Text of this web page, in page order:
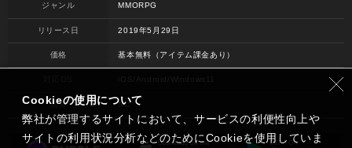
ジャンル MMORPG
リリース日 2019年5月29日
価格 基本無料（アイテム課金あり）
開発 NC
Cookieの使用について
弊社が管理するサイトにおいて、サービスの利便性向上や
サイトの利用状況分析などのためにCookieを使用していま